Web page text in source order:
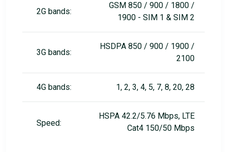
2G bands:
GSM 850 / 900 / 1800 /
1900 - SIM 1 & SIM 2
3G bands:
HSDPA 850 / 900 / 1900 /
2100
4G bands: 1, 2, 3, 4, 5, 7, 8, 20, 28
Speed:
HSPA 42.2/5.76 Mbps, LTE
Cat4 150/50 Mbps